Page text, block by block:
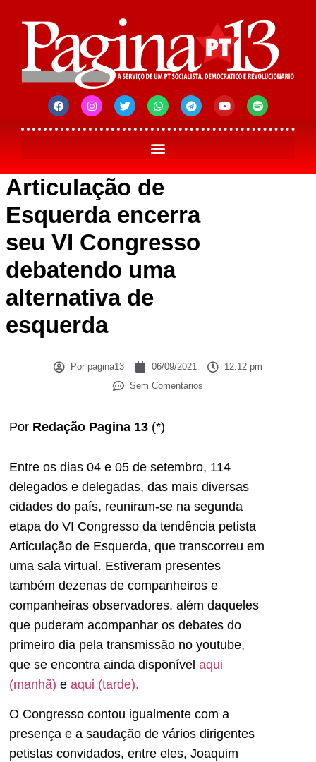
Articulação de
Esquerda encerra
seu VI Congresso
debatendo uma
alternativa de
esquerda
Por pagina13 06/09/2021
12:12 pm
Sem Comentários
Por Redação Pagina 13 (*)
Entre os dias 04 e 05 de setembro, 114
delegados e delegadas, das mais diversas
cidades do país, reuniram-se na segunda
etapa do VI Congresso da tendência petista
Articulação de Esquerda, que transcorreu em
uma sala virtual. Estiveram presentes
também dezenas de companheiros e
companheiras observadores, além daqueles
que puderam acompanhar os debates do
primeiro dia pela transmissão no youtube,
que se encontra ainda disponível aqui
(manhã) e aqui (tarde).
O Congresso contou igualmente com a
presença e a saudação de vários dirigentes
petistas convidados, entre eles, Joaquim